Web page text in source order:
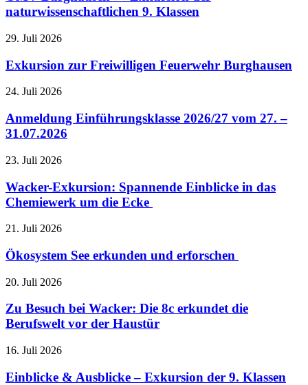
naturwissenschaftlichen 9. Klassen
29. Juli 2026
Exkursion zur Freiwilligen Feuerwehr Burghausen
24. Juli 2026
Anmeldung Einführungsklasse 2026/27 vom 27. –
31.07.2026
23. Juli 2026
Wacker-Exkursion: Spannende Einblicke in das
Chemiewerk um die Ecke
21. Juli 2026
Ökosystem See erkunden und erforschen
20. Juli 2026
Zu Besuch bei Wacker: Die 8c erkundet die
Berufswelt vor der Haustür
16. Juli 2026
Einblicke & Ausblicke – Exkursion der 9. Klassen